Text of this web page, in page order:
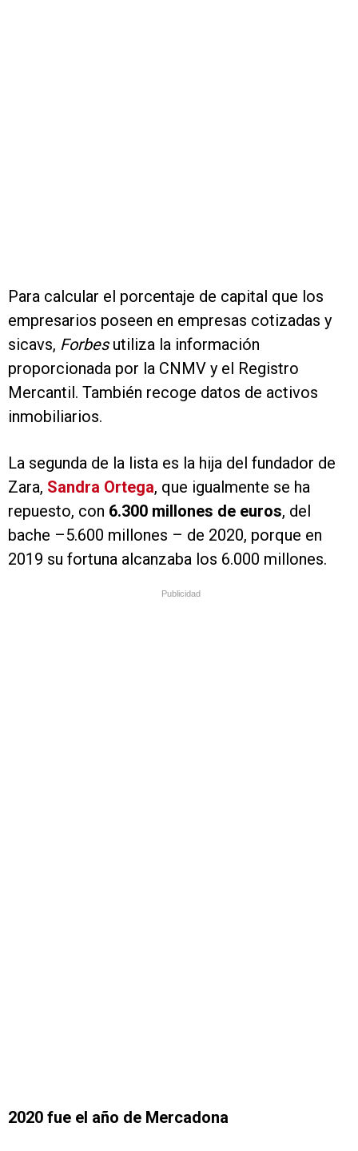
Para calcular el porcentaje de capital que los
empresarios poseen en empresas cotizadas y
sicavs, Forbesutiliza la información
proporcionada por la CNMV y el Registro
Mercantil. También recoge datos de activos
inmobiliarios.
La segunda de la lista es la hija del fundador de
Zara, Sandra Ortega, que igualmente se ha
repuesto, con 6.300 millones de euros, del
bache –5.600 millones – de 2020, porque en
2019 su fortuna alcanzaba los 6.000 millones.
Publicidad
2020 fue el año de Mercadona